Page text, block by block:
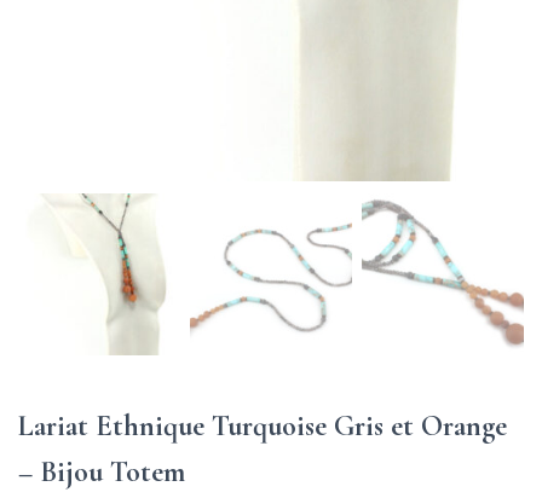
Lariat Ethnique Turquoise Gris et Orange
– Bijou Totem